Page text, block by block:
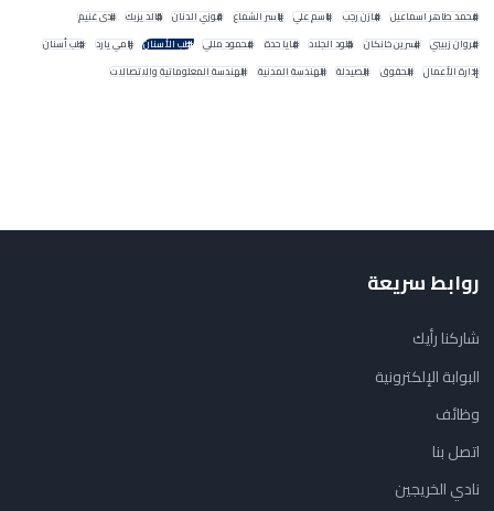
محمد طاهر اسماعيل مازن رجب باسم علي ياسر الشماع فوزي الدنان خالد يزبك ندى غنيم
مروان زبيبي نسرين خانكان خلود الجلاد مايا حدة محمود مللي طب الأسنان رامي يارد طب أسنان
إدارة الأعمال الحقوق الصيدلة الهندسة المدنية الهندسة المعلوماتية والاتصالات
روابط سريعة
شاركنا رأيك
البوابة الإلكترونية
وظائف
اتصل بنا
نادي الخريجين